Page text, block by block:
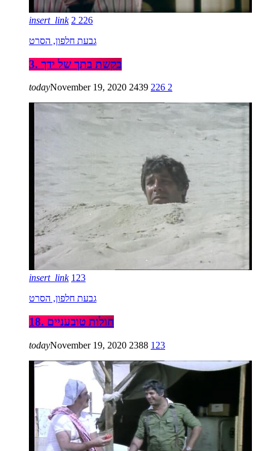
insert_link 2 226
גבעת חלפון, הסרט
3. בקשת בתך של ידך
todayNovember 19, 2020 2439 226 2
insert_link 123
גבעת חלפון, הסרט
18. חולות טובעניים
todayNovember 19, 2020 2388 123